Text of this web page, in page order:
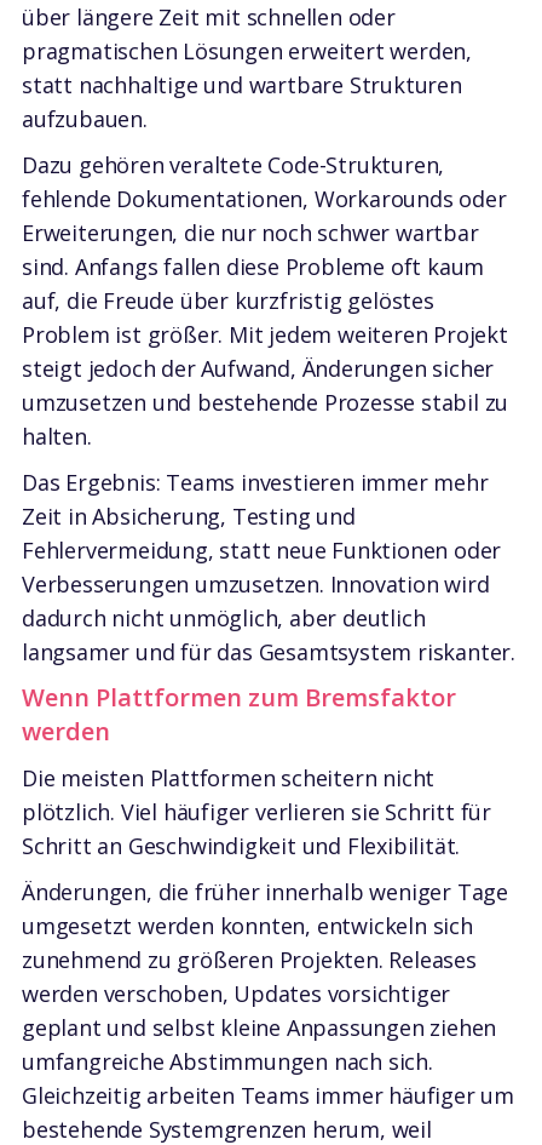
über längere Zeit mit schnellen oder
pragmatischen Lösungen erweitert werden,
statt nachhaltige und wartbare Strukturen
aufzubauen.
Dazu gehören veraltete Code-Strukturen,
fehlende Dokumentationen, Workarounds oder
Erweiterungen, die nur noch schwer wartbar
sind. Anfangs fallen diese Probleme oft kaum
auf, die Freude über kurzfristig gelöstes
Problem ist größer. Mit jedem weiteren Projekt
steigt jedoch der Aufwand, Änderungen sicher
umzusetzen und bestehende Prozesse stabil zu
halten.
Das Ergebnis: Teams investieren immer mehr
Zeit in Absicherung, Testing und
Fehlervermeidung, statt neue Funktionen oder
Verbesserungen umzusetzen. Innovation wird
dadurch nicht unmöglich, aber deutlich
langsamer und für das Gesamtsystem riskanter.
Wenn Plattformen zum Bremsfaktor
werden
Die meisten Plattformen scheitern nicht
plötzlich. Viel häufiger verlieren sie Schritt für
Schritt an Geschwindigkeit und Flexibilität.
Änderungen, die früher innerhalb weniger Tage
umgesetzt werden konnten, entwickeln sich
zunehmend zu größeren Projekten. Releases
werden verschoben, Updates vorsichtiger
geplant und selbst kleine Anpassungen ziehen
umfangreiche Abstimmungen nach sich.
Gleichzeitig arbeiten Teams immer häufiger um
bestehende Systemgrenzen herum, weil